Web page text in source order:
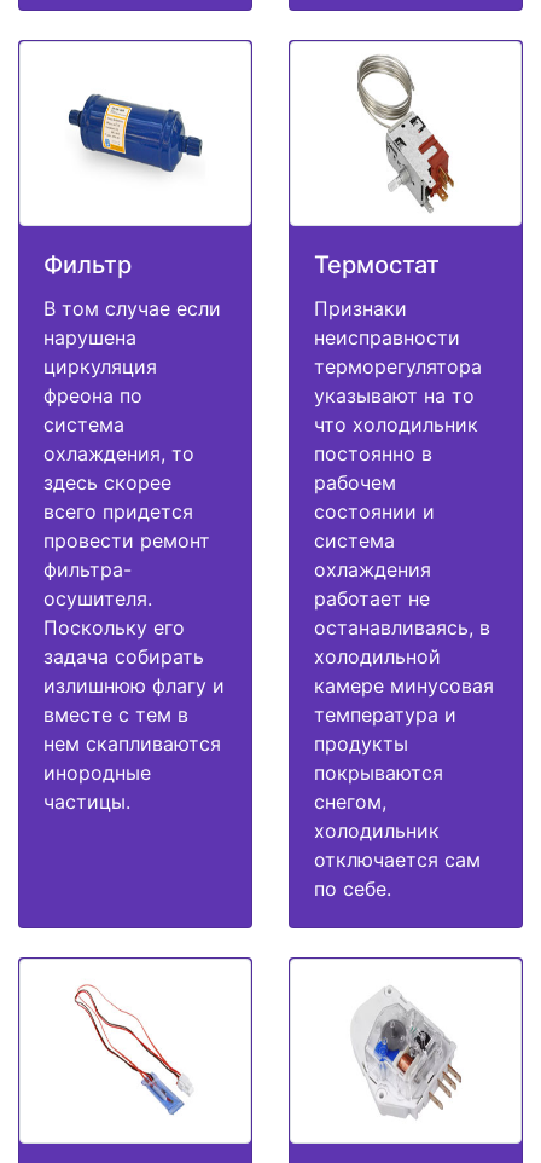
Фильтр
В том случае если
нарушена
циркуляция
фреона по
система
охлаждения, то
здесь скорее
всего придется
провести ремонт
фильтра-
осушителя.
Поскольку его
задача собирать
излишнюю флагу и
вместе с тем в
нем скапливаются
инородные
частицы.
Термостат
Признаки
неисправности
терморегулятора
указывают на то
что холодильник
постоянно в
рабочем
состоянии и
система
охлаждения
работает не
останавливаясь, в
холодильной
камере минусовая
температура и
продукты
покрываются
снегом,
холодильник
отключается сам
по себе.